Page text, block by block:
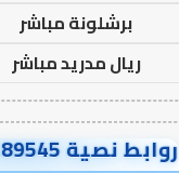
برشلونة مباشر
ريال مدريد مباشر
روابط نصية AA89545